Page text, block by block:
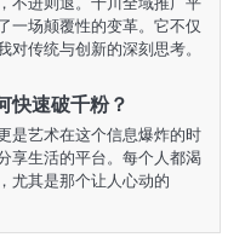
一场颠覆性的变革。它不仅
对传统与创新的深刻思考。
快速破千粉？
是艺术在这个信息爆炸的时
享生活的平台。每个人都渴
尤其是那个让人心动的